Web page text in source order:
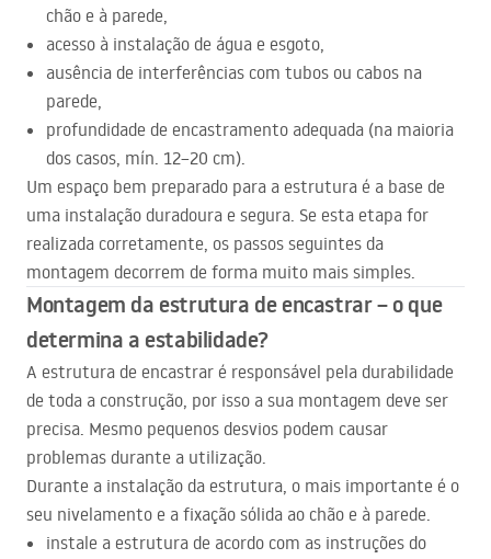
chão e à parede,
acesso à instalação de água e esgoto,
ausência de interferências com tubos ou cabos na
parede,
profundidade de encastramento adequada (na maioria
dos casos, mín. 12–20 cm).
Um espaço bem preparado para a estrutura é a base de
uma instalação duradoura e segura. Se esta etapa for
realizada corretamente, os passos seguintes da
montagem decorrem de forma muito mais simples.
Montagem da estrutura de encastrar – o que
determina a estabilidade?
A estrutura de encastrar é responsável pela durabilidade
de toda a construção, por isso a sua montagem deve ser
precisa. Mesmo pequenos desvios podem causar
problemas durante a utilização.
Durante a instalação da estrutura, o mais importante é o
seu nivelamento e a fixação sólida ao chão e à parede.
instale a estrutura de acordo com as instruções do